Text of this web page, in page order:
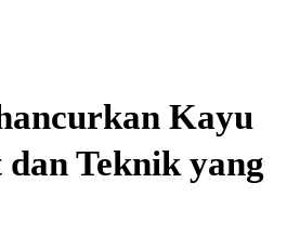
Kayu
Teknik yang